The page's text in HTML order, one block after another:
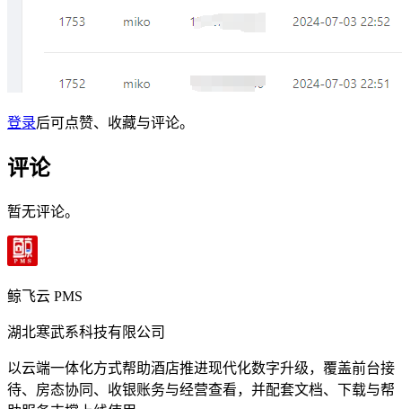
登录后可点赞、收藏与评论。
评论
暂无评论。
鲸飞云 PMS
湖北寒武系科技有限公司
以云端一体化方式帮助酒店推进现代化数字升级，覆盖前台接
待、房态协同、收银账务与经营查看，并配套文档、下载与帮